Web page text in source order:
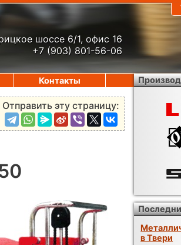
шоссе 6/1, офис 16
+7 (903) 801-56-06
Отправить эту страницу:
Контакты
в Твери